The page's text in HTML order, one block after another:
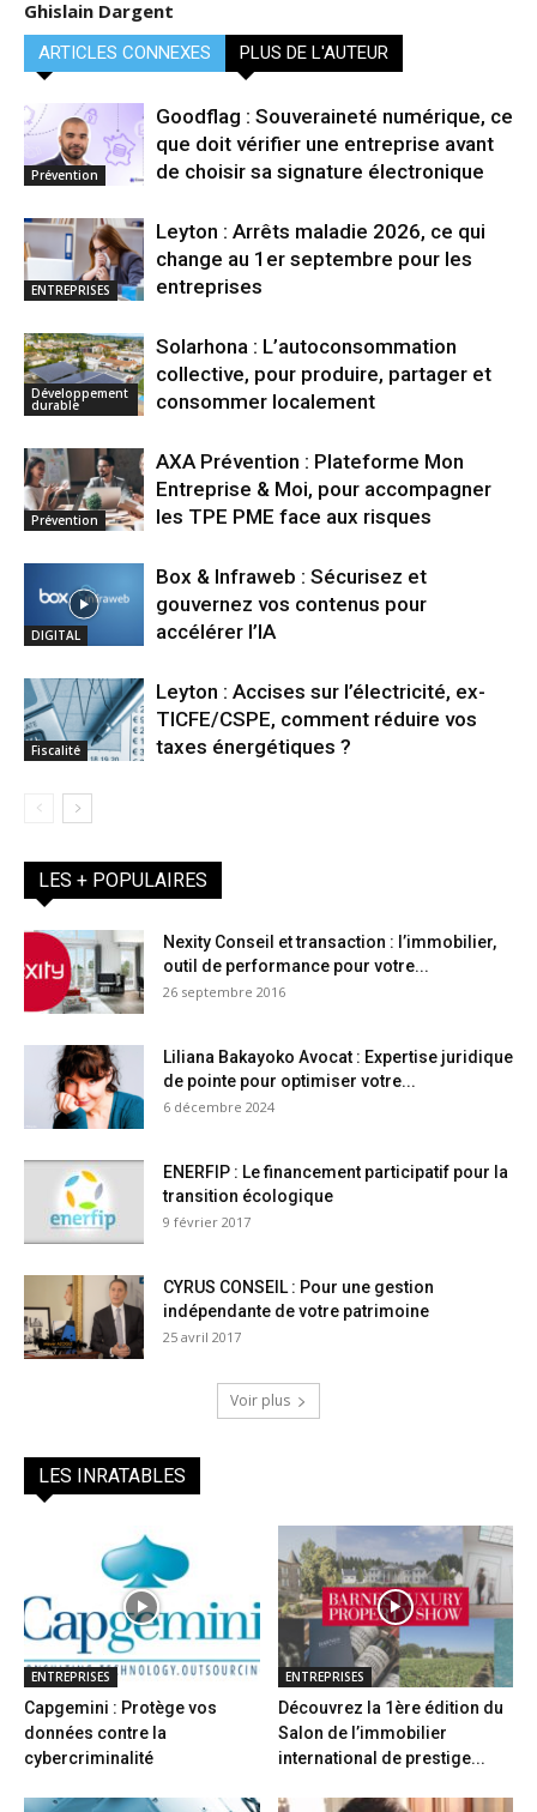
Ghislain Dargent
ARTICLES CONNEXES PLUS DE L'AUTEUR
Prévention
Goodflag : Souveraineté numérique, ce
que doit vérifier une entreprise avant
de choisir sa signature électronique
ENTREPRISES
Leyton : Arrêts maladie 2026, ce qui
change au 1er septembre pour les
entreprises
Développement
durable
Solarhona : L’autoconsommation
collective, pour produire, partager et
consommer localement
Prévention
AXA Prévention : Plateforme Mon
Entreprise & Moi, pour accompagner
les TPE PME face aux risques
DIGITAL
Box & Infraweb : Sécurisez et
gouvernez vos contenus pour
accélérer l’IA
Fiscalité
Leyton : Accises sur l’électricité, ex-
TICFE/CSPE, comment réduire vos
taxes énergétiques ?
LES + POPULAIRES
Nexity Conseil et transaction : l’immobilier,
outil de performance pour votre...
26 septembre 2016
Liliana Bakayoko Avocat : Expertise juridique
de pointe pour optimiser votre...
6 décembre 2024
ENERFIP : Le financement participatif pour la
transition écologique
9 février 2017
CYRUS CONSEIL : Pour une gestion
indépendante de votre patrimoine
25 avril 2017
Voir plus
LES INRATABLES
ENTREPRISES
Capgemini : Protège vos
données contre la
cybercriminalité
ENTREPRISES
Découvrez la 1ère édition du
Salon de l’immobilier
international de prestige...